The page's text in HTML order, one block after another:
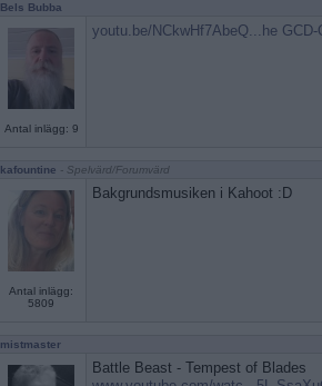
Bels Bubba
Antal inlägg: 9
youtu.be/NCkwHf7AbeQ...he GCD-
kafountine - Spelvärd/Forumvärd
Antal inlägg:
5809
Bakgrundsmusiken i Kahoot :D
mistmaster
Battle Beast - Tempest of Blades